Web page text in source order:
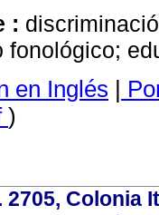
:
fonológico;
en Inglés |
)
2705, Colonia